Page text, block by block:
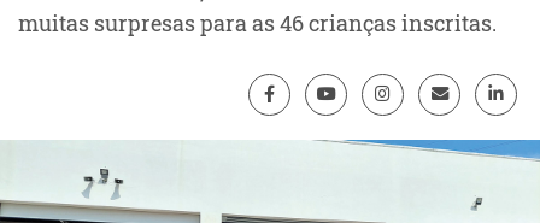
muitas surpresas para as 46 crianças inscritas.